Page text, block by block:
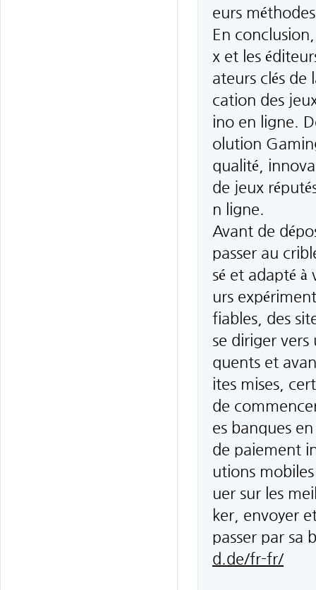
eurs
En
x et les
ateurs clés
cation des
ino en ligne.
olution
qualité,
de jeux
n ligne.
Avant de
passer au
sé et adapté
urs
fiables, des
se diriger
quents et
ites mises,
de
es banques
de paiement
utions
uer sur les
ker, envoyer
passer par sa
d.de/fr-fr/